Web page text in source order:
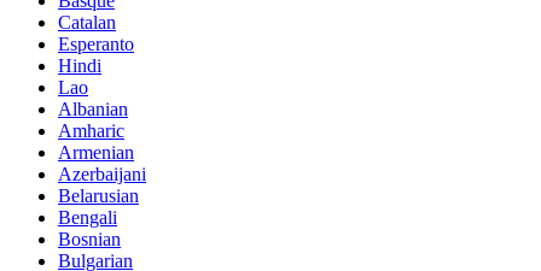
Catalan
Esperanto
Hindi
Lao
Albanian
Amharic
Armenian
Azerbaijani
Belarusian
Bengali
Bosnian
Bulgarian